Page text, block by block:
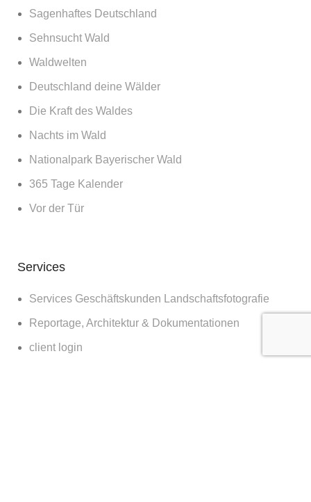
Sagenhaftes Deutschland
Sehnsucht Wald
Waldwelten
Deutschland deine Wälder
Die Kraft des Waldes
Nachts im Wald
Nationalpark Bayerischer Wald
365 Tage Kalender
Vor der Tür
Services
Services Geschäftskunden Landschaftsfotografie
Reportage, Architektur & Dokumentationen
client login